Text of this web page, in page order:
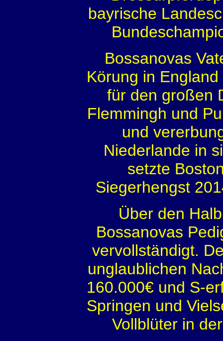
bayrische
Bossanovas
Körung in
für den großen
Flemmingh und
und
Niederlande in
setzte
Siegerhengst
Über den
Bossanovas
vervollständigt.
unglaublichen
160.000€ und S-
Springen und
Vollblüter in